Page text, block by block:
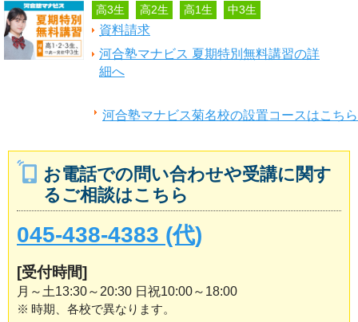
河合塾マナビス菊名校の設置コースはこちら
高3生 高2生 高1生 中3生
資料請求
河合塾マナビス 夏期特別無料講習の詳
細へ
お電話での問い合わせや受講に関す
るご相談はこちら
045-438-4383 (代)
[受付時間]
月～土13:30～20:30 日祝10:00～18:00
※ 時期、各校で異なります。